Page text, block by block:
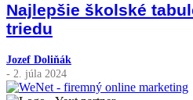
Najlepšie školské
triedu
Jozef Doliňák
- 2. júla 2024